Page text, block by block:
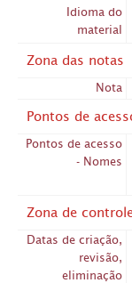
Idioma do
material
Zona das notas
Nota
Pontos de
Pontos de acesso
- Nomes
Zona de
Datas de criação,
revisão,
eliminação